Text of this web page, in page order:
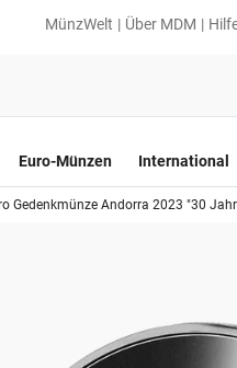
MünzWelt Über MDM
Euro-Münzen International
Gedenkmünze Andorra 2023 "30